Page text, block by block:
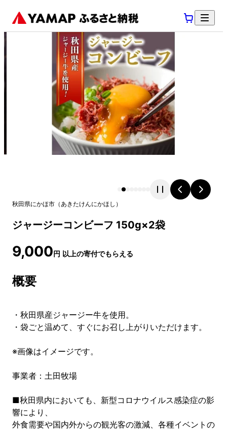
秋田県にかほ市 （あきたけんにかほし ）
ジャージーコンビーフ 150g×2袋
9,000円 以上の寄付でもらえる
概要
・秋田県産ジャージー牛を使用。
・袋ごと温めて、すぐにお召し上がりいただけます。
※画像はイメージです。
事業者：土田牧場
■秋田県内においても、新型コロナウイルス感染症の影
響により、
外食需要や国内外からの観光客の激減、各種イベントの